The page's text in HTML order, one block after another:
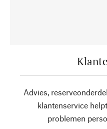
Advies,
klantenservice
problemen